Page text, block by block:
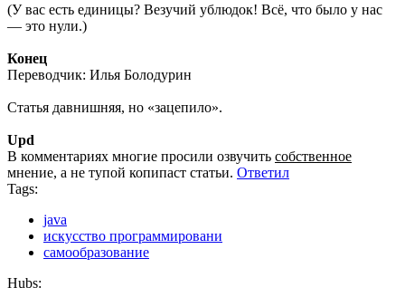
(У вас есть единицы? Везучий ублюдок! Всё, что было у нас
— это нули.)
Конец
Переводчик: Илья Болодурин
Cтатья давнишняя, но «зацепило».
Upd
В комментариях многие просили озвучить собственное
мнение, а не тупой копипаст статьи. Ответил
Tags:
java
искусство программировани
самообразование
Hubs: